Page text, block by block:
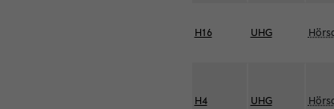
H16 UHG
H4 UHG